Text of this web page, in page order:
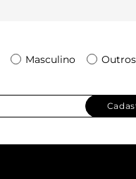
Masculino Outros